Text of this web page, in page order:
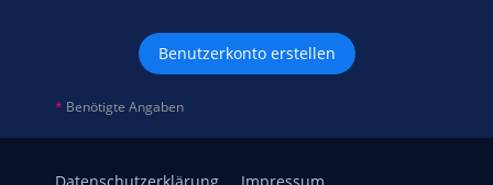
Benutzerkonto erstellen
* Benötigte Angaben